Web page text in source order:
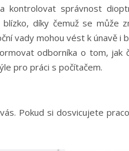
kontrolovat správnost
díky čemuž se může
vady mohou vést k únavě i
odborníka o tom, jak
pro práci s počítačem.
Pokud si dosvicujete